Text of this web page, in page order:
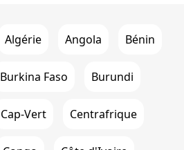
Algérie Angola Bénin
Burkina Faso Burundi
Cap-Vert Centrafrique